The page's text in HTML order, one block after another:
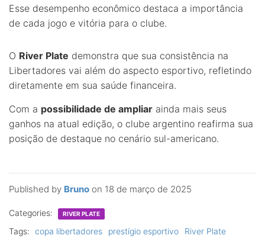
Published by Bruno on 18 de março de 2025
Esse desempenho econômico destaca a importância
de cada jogo e vitória para o clube.
O River Plate demonstra que sua consistência na
Libertadores vai além do aspecto esportivo, refletindo
diretamente em sua saúde financeira.
Com a possibilidade de ampliar ainda mais seus
ganhos na atual edição, o clube argentino reafirma sua
posição de destaque no cenário sul-americano.
Categories: RIVER PLATE
Tags: copa libertadores prestígio esportivo River Plate